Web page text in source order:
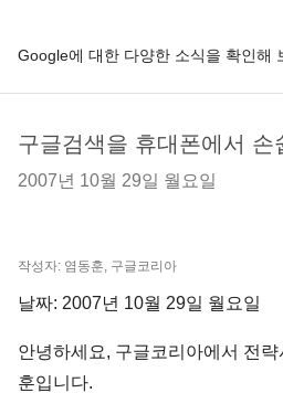
Google에 대한 다양한 소식을 확인해
구글검색을 휴대폰에서 손
2007년 10월 29일 월요일
작성자: 염동훈, 구글코리아
날짜: 2007년 10월 29일 월요일
안녕하세요, 구글코리아에서 전
훈입니다.